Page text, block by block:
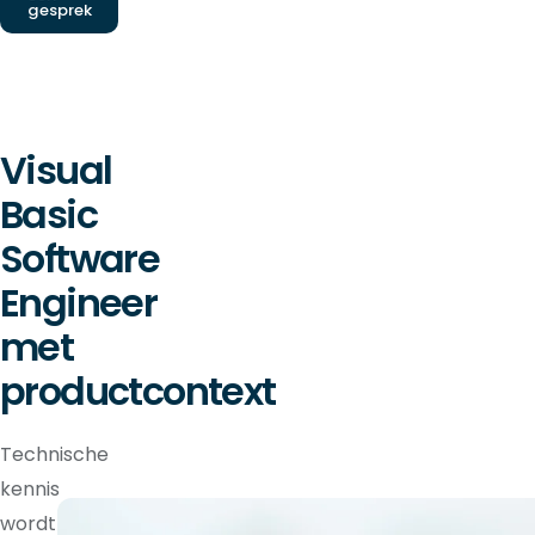
gesprek
Visual
Basic
Software
Engineer
met
productcontext
Technische
kennis
wordt